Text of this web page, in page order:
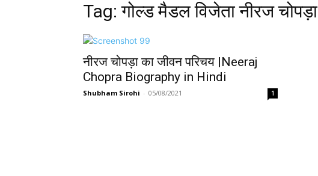
Tag: गोल्ड मैडल विजेता नीरज
नीरज चोपड़ा का जीवन परिचय |Neeraj
Chopra Biography in Hindi
Shubham Sirohi - 05/08/2021 1